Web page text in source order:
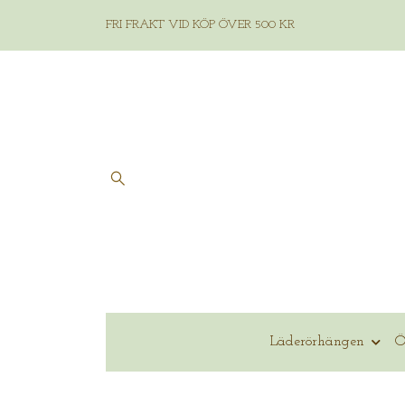
FRI FRAKT VID KÖP ÖVER 500 KR
Läderörhängen